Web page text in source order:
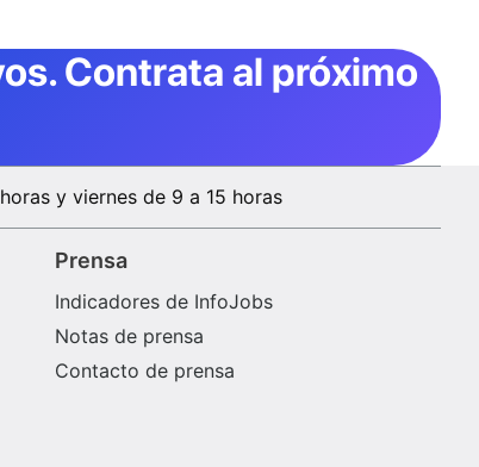
. Contrata al próximo
y viernes de 9 a 15 horas
Prensa
Indicadores de InfoJobs
Notas de prensa
Contacto de prensa